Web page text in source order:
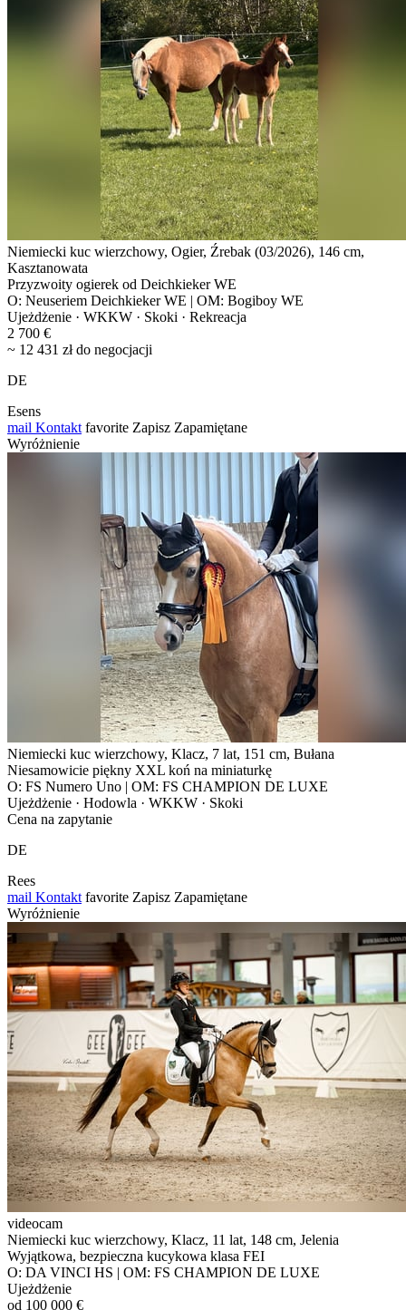
Niemiecki kuc wierzchowy, Ogier, Źrebak (03/2026), 146 cm,
Kasztanowata
Przyzwoity ogierek od Deichkieker WE
O: Neuseriem Deichkieker WE | OM: Bogiboy WE
Ujeżdżenie · WKKW · Skoki · Rekreacja
2 700 €
~ 12 431 zł do negocjacji
DE
Esens
mail Kontakt favorite Zapisz Zapamiętane
Wyróżnienie
Niemiecki kuc wierzchowy, Klacz, 7 lat, 151 cm, Bułana
Niesamowicie piękny XXL koń na miniaturkę
O: FS Numero Uno | OM: FS CHAMPION DE LUXE
Ujeżdżenie · Hodowla · WKKW · Skoki
Cena na zapytanie
DE
Rees
mail Kontakt favorite Zapisz Zapamiętane
Wyróżnienie
videocam
Niemiecki kuc wierzchowy, Klacz, 11 lat, 148 cm, Jelenia
Wyjątkowa, bezpieczna kucykowa klasa FEI
O: DA VINCI HS | OM: FS CHAMPION DE LUXE
Ujeżdżenie
od 100 000 €